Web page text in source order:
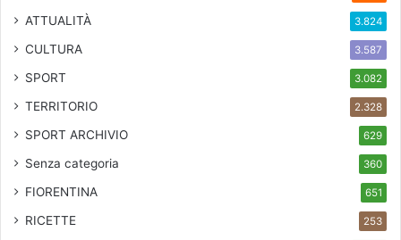
ATTUALITÀ 3.824
CULTURA 3.587
SPORT 3.082
TERRITORIO 2.328
SPORT ARCHIVIO 629
Senza categoria 360
FIORENTINA 651
RICETTE 253